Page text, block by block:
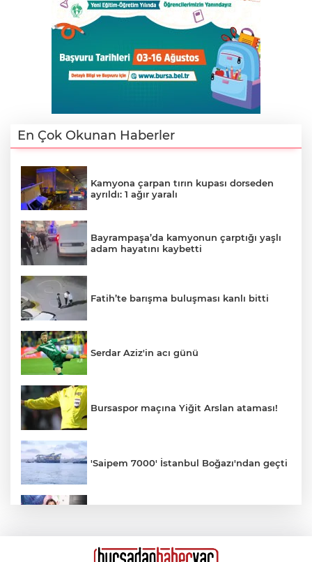
En Çok Okunan Haberler
Kamyona çarpan tırın kupası dorseden
ayrıldı: 1 ağır yaralı
Bayrampaşa’da kamyonun çarptığı yaşlı
adam hayatını kaybetti
Fatih’te barışma buluşması kanlı bitti
Serdar Aziz'in acı günü
Bursaspor maçına Yiğit Arslan ataması!
'Saipem 7000' İstanbul Boğazı'ndan geçti